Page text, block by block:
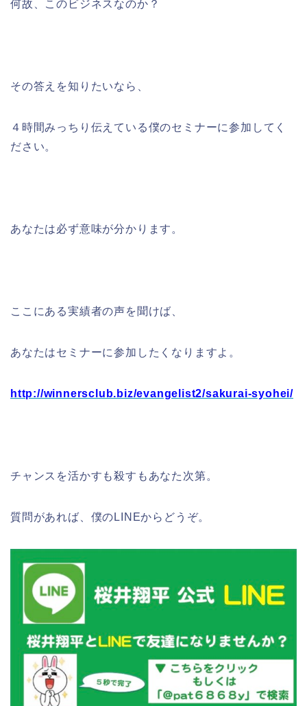
何故、このビジネスなのか？
その答えを知りたいなら、
４時間みっちり伝えている僕のセミナーに参加してく
ださい。
あなたは必ず意味が分かります。
ここにある実績者の声を聞けば、
あなたはセミナーに参加したくなりますよ。
http://winnersclub.biz/evangelist2/sakurai-syohei/
チャンスを活かすも殺すもあなた次第。
質問があれば、僕のLINEからどうぞ。